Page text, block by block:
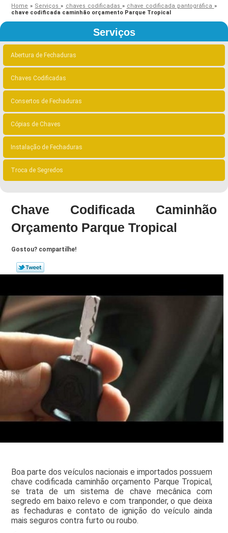
Home » Serviços» chaves codificadas » chave codificada pantográfica »
chave codificada caminhão orçamento Parque Tropical
Serviços
Abertura de Fechaduras
Chaves Codificadas
Consertos de Fechaduras
Cópias de Chaves
Instalação de Fechaduras
Troca de Segredos
Chave Codificada Caminhão
Orçamento Parque Tropical
Gostou? compartilhe!
Boa parte dos veículos nacionais e importados possuem
chave codificada caminhão orçamento Parque Tropical,
se trata de um sistema de chave mecânica com
segredo em baixo relevo e com tranponder, o que deixa
as fechaduras e contato de ignição do veículo ainda
mais seguros contra furto ou roubo.